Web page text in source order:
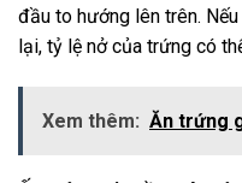
đầu to hướng lên trên.
lại, tỷ lệ nở của trứng có
Xem thêm: Ăn trứng